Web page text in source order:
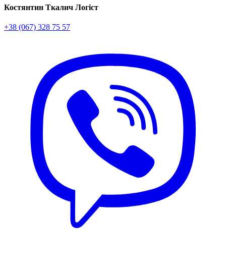
Костянтин Ткалич Логіст
+38 (067) 328 75 57